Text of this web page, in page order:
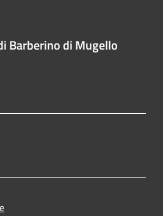
Barberino di Mugello